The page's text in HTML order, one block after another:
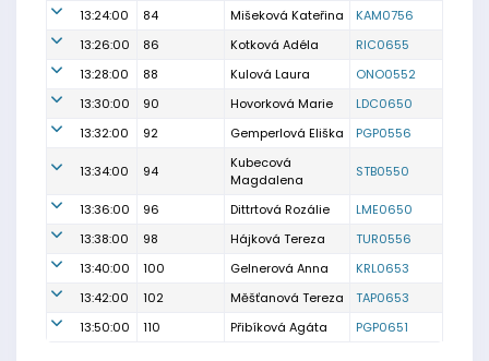
13:24:00
84 Mišeková Kateřina
KAM0756
13:26:00
86 Kotková Adéla
RIC0655
13:28:00
88 Kulová Laura
ONO0552
13:30:00
90 Hovorková Marie
LDC0650
13:32:00
92 Gemperlová Eliška PGP0556
13:34:00 94
Kubecová
Magdalena
STB0550
13:36:00 96 Dittrtová Rozálie
LME0650
13:38:00
98 Hájková Tereza
TUR0556
13:40:00
100 Gelnerová Anna
KRL0653
13:42:00
102 Měšťanová Tereza
TAP0653
13:50:00
110 Přibíková Agáta PGP0651